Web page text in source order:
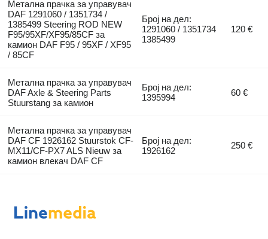
Метална прачка за управувач
DAF 1291060 / 1351734 /
1385499 Steering ROD NEW
F95/95XF/XF95/85CF за
камион DAF F95 / 95XF / XF95
/ 85CF
Број на дел:
1291060 / 1351734
1385499
120 €
Метална прачка за управувач
DAF Axle & Steering Parts
Stuurstang за камион
Број на дел:
1395994
60 €
Метална прачка за управувач
DAF CF 1926162 Stuurstok CF-
MX11/CF-PX7 ALS Nieuw за
камион влекач DAF CF
Број на дел:
1926162
250 €